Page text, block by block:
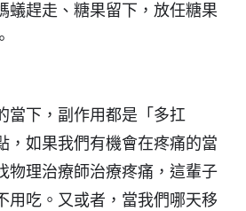
蟻趕走、糖果留下，放任糖果
當下，副作用都是「多扛
，如果我們有機會在疼痛的當
物理治療師治療疼痛，這輩子
用吃。又或者，當我們哪天移